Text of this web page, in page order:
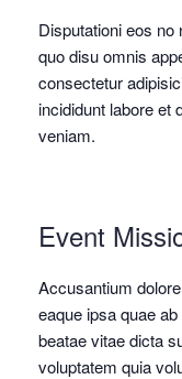
Disputationi eos no
quo disu omnis
consectetur
incididunt labore et
veniam.
Event
Accusantium
eaque ipsa quae
beatae vitae dicta
voluptatem quia